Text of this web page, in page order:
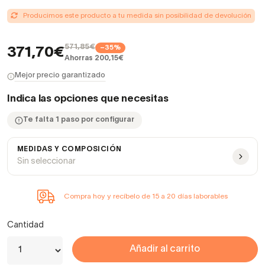
Producimos este producto a tu medida sin posibilidad de devolución
371,70€571,85€ −35%
Ahorras 200,15€
Mejor precio garantizado
Indica las opciones que necesitas
Te falta 1 paso por configurar
MEDIDAS Y COMPOSICIÓN
Sin seleccionar
Compra hoy y recíbelo de 15 a 20 días laborables
Cantidad
Añadir al carrito